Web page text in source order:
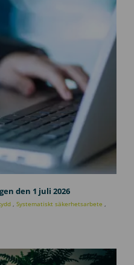
den 1 juli 2026
Systematiskt säkerhetsarbete